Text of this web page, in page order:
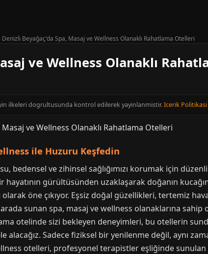
Denizli Beyağaç'da Spa, Masaj ve Wellness Olanaklı Rahatlama Otelleri
ve Wellness Olanaklı
ilkeleri dogrultusunda kontrol edilerek yayinlanmistir.Icerik Politikasi
ile Huzuru Keşfedin
bedensel ve zihinsel sağlığımızı korumak için
hayatının gürültüsünden uzaklaşarak doğanın
öne çıkıyor. Eşsiz doğal güzellikleri, tertemiz
sunan spa, masaj ve wellness olanaklarına sahip
otelinde sizi bekleyen deneyimleri, bu otellerin
alacağız. Sadece fiziksel bir yenilenme değil, aynı
otelleri, profesyonel terapistler eşliğinde